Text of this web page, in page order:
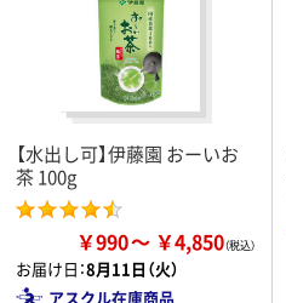
【水出し可】伊藤園 おーいお
茶 100g
￥990 ￥4,850
お届け日：8月11日（火）
アスクル在庫商品